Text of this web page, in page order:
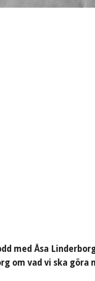
med Åsa
om vad vi ska göra